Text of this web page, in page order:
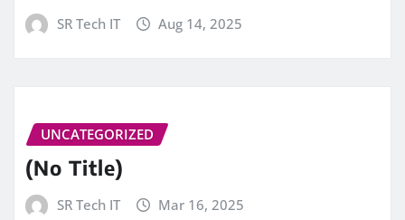
SR Tech IT Aug 14, 2025
UNCATEGORIZED
(No Title)
SR Tech IT Mar 16, 2025